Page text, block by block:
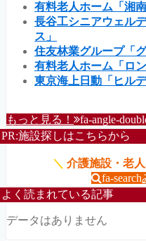
有料老人ホーム「湘
長谷工シニアウェル
ス」
住友林業グループ「
有料老人ホーム「ロン
東京海上日動「ヒルデ
もっと見る！ fa-angle-
PR:施設探しはこちらから
＼ 介護施設・老
fa-search
よく読まれている記事
データはありません